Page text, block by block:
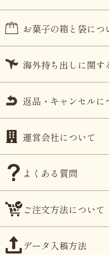
お菓子の箱と袋につ
海外持ち出しに関す
返品・キャンセルに
運営会社について
よくある質問
ご注文方法について
データ入稿方法